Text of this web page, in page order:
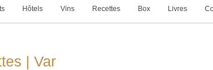
Hôtels Vins Recettes Box Livres
| Var